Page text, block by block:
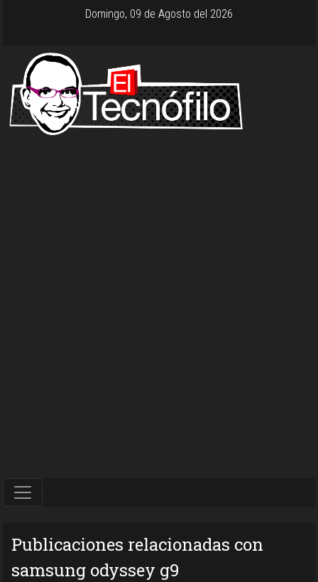
Domingo, 09 de Agosto del 2026
Publicaciones relacionadas con
samsung odyssey g9